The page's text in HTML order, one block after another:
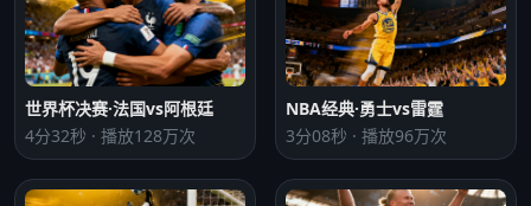
世界杯决赛·法国vs阿根廷
4分32秒 · 播放128万次
NBA经典·勇士vs雷霆
3分08秒 · 播放96万次